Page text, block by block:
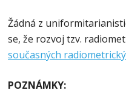
Žádná z
se, že rozvoj tzv.
současných
POZNÁMKY: